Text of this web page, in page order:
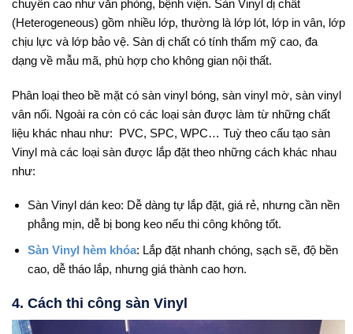
chuyển cao như văn phòng, bệnh viện. Sàn Vinyl dị chất
(Heterogeneous) gồm nhiều lớp, thường là lớp lót, lớp in vân, lớp
chịu lực và lớp bảo vệ. Sàn dị chất có tính thẩm mỹ cao, đa
dạng về mẫu mã, phù hợp cho không gian nội thất.
Phân loại theo bề mặt có sàn vinyl bóng, sàn vinyl mờ, sàn vinyl
vân nổi. Ngoài ra còn có các loại sàn được làm từ những chất
liệu khác nhau như: PVC, SPC, WPC… Tuỳ theo cấu tạo sàn
Vinyl mà các loại sàn được lắp đặt theo những cách khác nhau
như:
Sàn Vinyl dán keo: Dễ dàng tự lắp đặt, giá rẻ, nhưng cần nền
phẳng mịn, dễ bị bong keo nếu thi công không tốt.
Sàn Vinyl hèm khóa: Lắp đặt nhanh chóng, sạch sẽ, độ bền
cao, dễ tháo lắp, nhưng giá thành cao hơn.
4. Cách thi công sàn Vinyl